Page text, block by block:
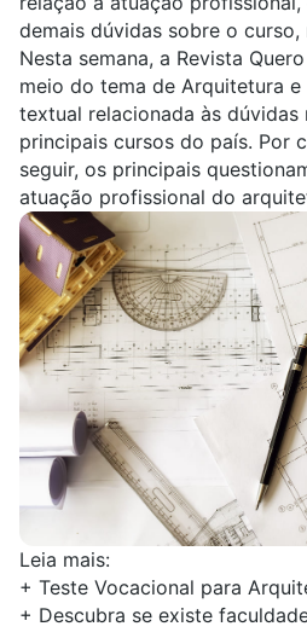
demais dúvidas sobre o curso,
Nesta semana, a Revista
meio do tema de Arquitetura e
textual relacionada às dúvidas
principais cursos do país. Por
seguir, os principais
atuação profissional do
Leia mais:
+ Teste Vocacional para
+ Descubra se existe